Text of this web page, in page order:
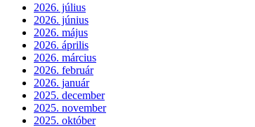
2026. július
2026. június
2026. május
2026. április
2026. március
2026. február
2026. január
2025. december
2025. november
2025. október